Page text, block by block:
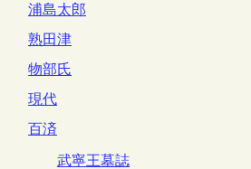
浦島太郎
熟田津
物部氏
現代
百済
武寧王墓誌